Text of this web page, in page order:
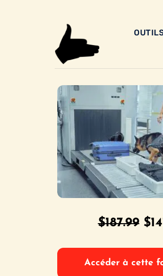
$187.99 Le
$
Accéder à cette